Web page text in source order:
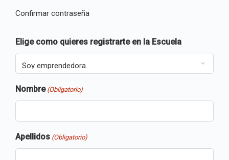
Confirmar contraseña
Elige como quieres registrarte en la Escuela
Nombre (Obligatorio)
Apellidos (Obligatorio)